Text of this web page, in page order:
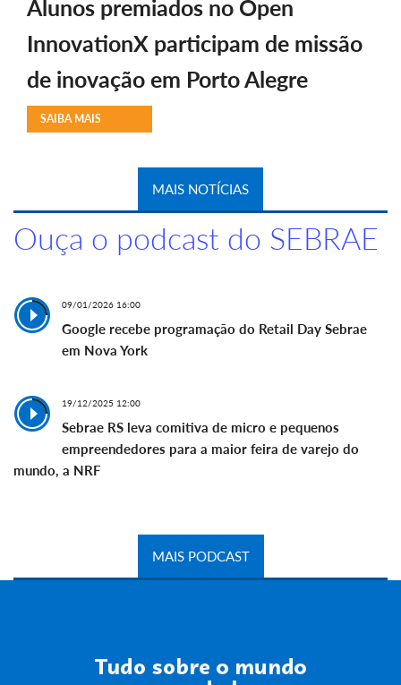
Alunos premiados no Open
InnovationX participam de missão
de inovação em Porto Alegre
SAIBA MAIS
MAIS NOTÍCIAS
Ouça o podcast do SEBRAE
09/01/2026 16:00
Google recebe programação do Retail Day Sebrae
em Nova York
19/12/2025 12:00
Sebrae RS leva comitiva de micro e pequenos
empreendedores para a maior feira de varejo do
mundo, a NRF
MAIS PODCAST